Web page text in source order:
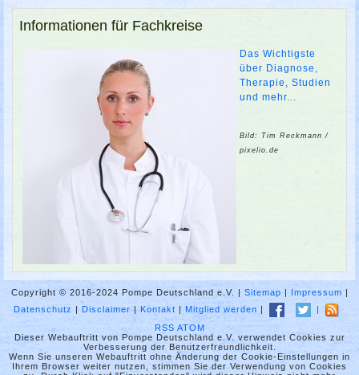
Informationen für Fachkreise
Das Wichtigste
über Diagnose,
Therapie, Studien
und mehr...
Bild: Tim Reckmann /
pixelio.de
Copyright © 2016-2024 Pompe Deutschland e.V. | Sitemap Impressum|
Datenschutz
| Disclaimer| Kontakt |Mitglied werden
RSS ATOM
Dieser Webauftritt von Pompe Deutschland e.V. verwendet Cookies zur
Verbesserung der Benutzerfreundlichkeit.
Wenn Sie unseren Webauftritt ohne Änderung der Cookie-Einstellungen in
Ihrem Browser weiter nutzen, stimmen Sie der Verwendung von Cookies